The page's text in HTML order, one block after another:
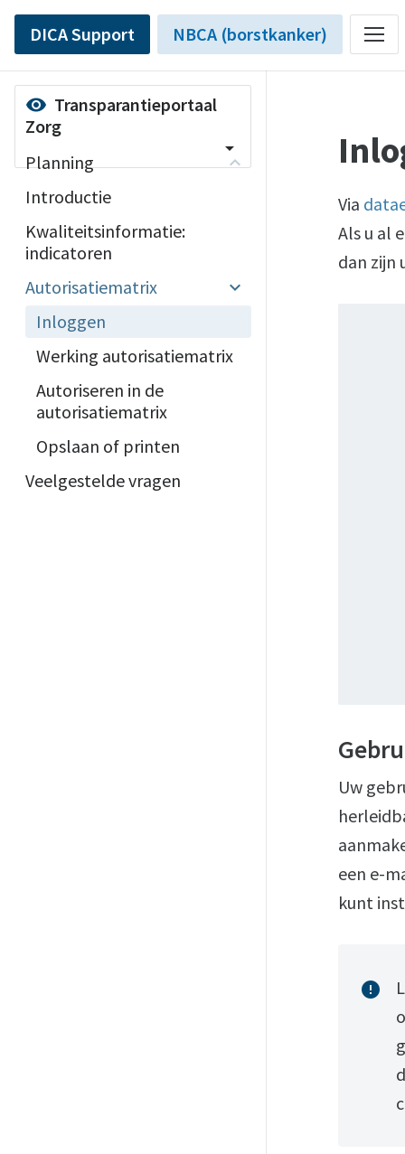
DICA Support NBCA (borstkanker)
visibility Transparantieportaal
Zorg
arrow_drop_down
Planning
Introductie
Kwaliteitsinformatie:
indicatoren
Autorisatiematrix
Inloggen
Werking autorisatiematrix
Autoriseren in de
autorisatiematrix
Opslaan of printen
Veelgestelde vragen
Via
Als u al
dan zijn
Uw
een e-
kunt
error